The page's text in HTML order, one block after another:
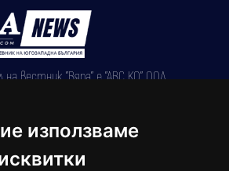
използваме
вестник "Вяра" е "АВС КО" ООД,
година.
Ботев" 43